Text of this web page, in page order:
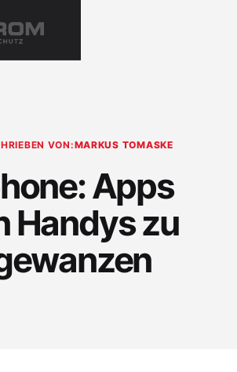
VON:MARKUS TOMASKE
Apps
Handys zu